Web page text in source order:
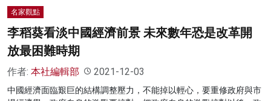
名家觀點
李稻葵看淡中國經濟前景 未來數年恐是改革開
放最困難時期
作者: 本社編輯部 2021-12-03
中國經濟面臨艱巨的結構調整壓力，不能掉以輕心，要重修政府與市